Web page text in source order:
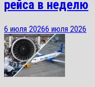
рейса в неделю
6 июля 20266 июля 2026